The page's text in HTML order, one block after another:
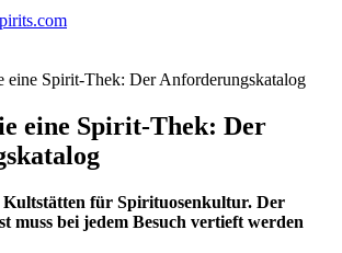
eine Spirit-Thek: Der Anforderungskatalog
eine Spirit-Thek: Der
für Spirituosenkultur. Der
muss bei jedem Besuch vertieft werden